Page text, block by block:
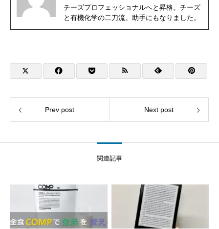
チーズプロフェッショナルへと昇格。チーズ
と有機化学の二刀流。助手にもなりました。
Prev post Next post
関連記事